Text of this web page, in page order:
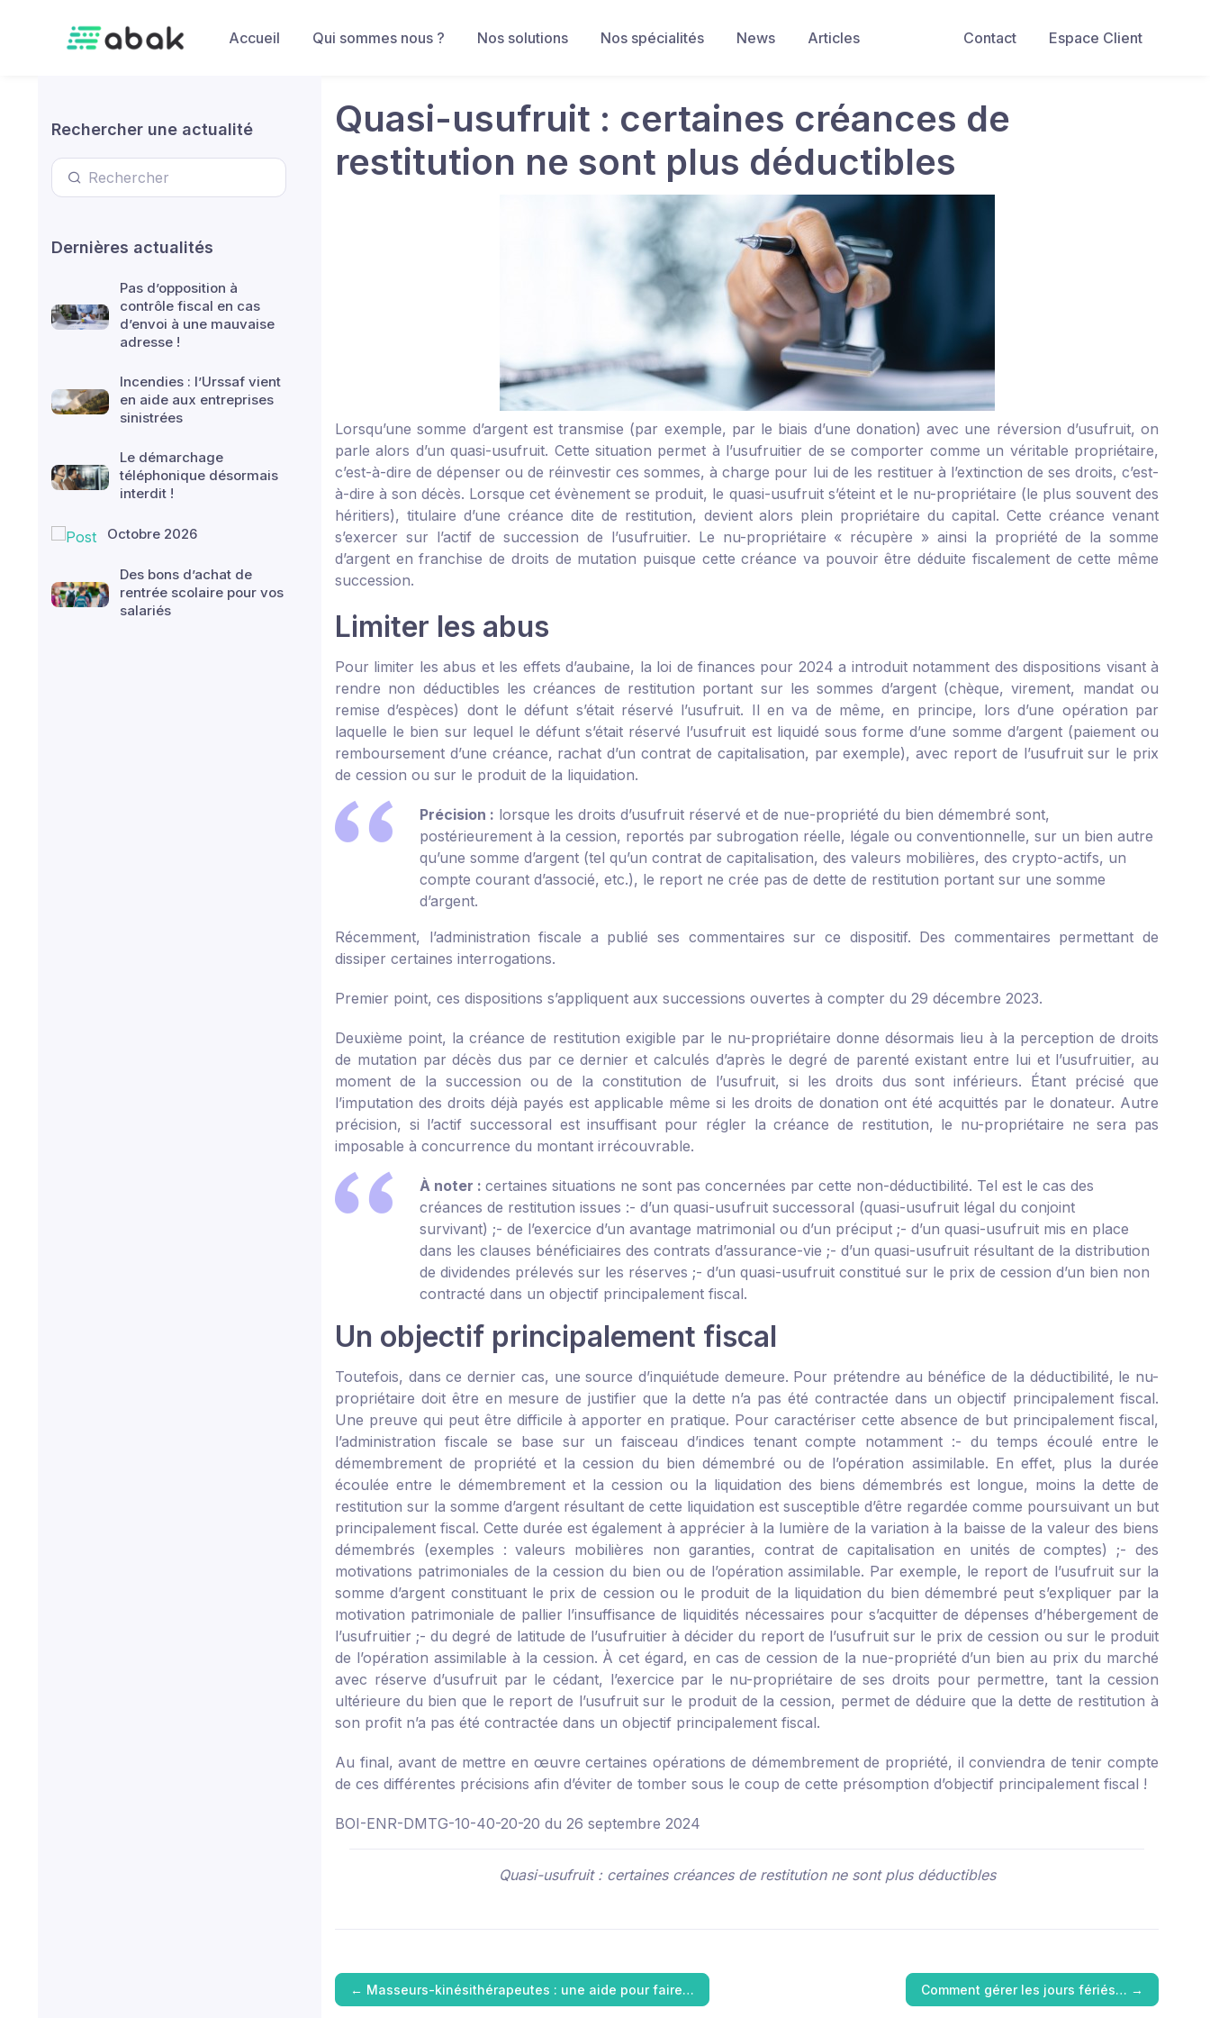
Contact
Espace Client
Accueil Qui sommes nous ? Nos solutions Nos spécialités News Articles
Rechercher une actualité
Dernières actualités
Pas d’opposition à
contrôle fiscal en cas
d’envoi à une mauvaise
adresse !
Incendies : l’Urssaf vient
en aide aux entreprises
sinistrées
Le démarchage
téléphonique désormais
interdit !
Octobre 2026
Des bons d’achat de
rentrée scolaire pour vos
salariés
Quasi-usufruit : certaines créances de
restitution ne sont plus déductibles
Lorsqu’une somme d’argent est transmise (par exemple, par le biais d’une donation) avec une réversion d’usufruit, on
parle alors d’un quasi-usufruit. Cette situation permet à l’usufruitier de se comporter comme un véritable propriétaire,
c’est-à-dire de dépenser ou de réinvestir ces sommes, à charge pour lui de les restituer à l’extinction de ses droits, c’est-
à-dire à son décès. Lorsque cet évènement se produit, le quasi-usufruit s’éteint et le nu-propriétaire (le plus souvent des
héritiers), titulaire d’une créance dite de restitution, devient alors plein propriétaire du capital. Cette créance venant
s’exercer sur l’actif de succession de l’usufruitier. Le nu-propriétaire « récupère » ainsi la propriété de la somme
d’argent en franchise de droits de mutation puisque cette créance va pouvoir être déduite fiscalement de cette même
succession.
Limiter les abus
Pour limiter les abus et les effets d’aubaine, la loi de finances pour 2024 a introduit notamment des dispositions visant à
rendre non déductibles les créances de restitution portant sur les sommes d’argent (chèque, virement, mandat ou
remise d’espèces) dont le défunt s’était réservé l’usufruit. Il en va de même, en principe, lors d’une opération par
laquelle le bien sur lequel le défunt s’était réservé l’usufruit est liquidé sous forme d’une somme d’argent (paiement ou
remboursement d’une créance, rachat d’un contrat de capitalisation, par exemple), avec report de l’usufruit sur le prix
de cession ou sur le produit de la liquidation.
Précision : lorsque les droits d’usufruit réservé et de nue-propriété du bien démembré sont,
postérieurement à la cession, reportés par subrogation réelle, légale ou conventionnelle, sur un bien autre
qu’une somme d’argent (tel qu’un contrat de capitalisation, des valeurs mobilières, des crypto-actifs, un
compte courant d’associé, etc.), le report ne crée pas de dette de restitution portant sur une somme
d’argent.
Récemment, l’administration fiscale a publié ses commentaires sur ce dispositif. Des commentaires permettant de
dissiper certaines interrogations.
Premier point, ces dispositions s’appliquent aux successions ouvertes à compter du 29 décembre 2023.
Deuxième point, la créance de restitution exigible par le nu-propriétaire donne désormais lieu à la perception de droits
de mutation par décès dus par ce dernier et calculés d’après le degré de parenté existant entre lui et l’usufruitier, au
moment de la succession ou de la constitution de l’usufruit, si les droits dus sont inférieurs. Étant précisé que
l’imputation des droits déjà payés est applicable même si les droits de donation ont été acquittés par le donateur. Autre
précision, si l’actif successoral est insuffisant pour régler la créance de restitution, le nu-propriétaire ne sera pas
imposable à concurrence du montant irrécouvrable.
À noter : certaines situations ne sont pas concernées par cette non-déductibilité. Tel est le cas des
créances de restitution issues :- d’un quasi-usufruit successoral (quasi-usufruit légal du conjoint
survivant) ;- de l’exercice d’un avantage matrimonial ou d’un préciput ;- d’un quasi-usufruit mis en place
dans les clauses bénéficiaires des contrats d’assurance-vie ;- d’un quasi-usufruit résultant de la distribution
de dividendes prélevés sur les réserves ;- d’un quasi-usufruit constitué sur le prix de cession d’un bien non
contracté dans un objectif principalement fiscal.
Un objectif principalement fiscal
Toutefois, dans ce dernier cas, une source d’inquiétude demeure. Pour prétendre au bénéfice de la déductibilité, le nu-
propriétaire doit être en mesure de justifier que la dette n’a pas été contractée dans un objectif principalement fiscal.
Une preuve qui peut être difficile à apporter en pratique. Pour caractériser cette absence de but principalement fiscal,
l’administration fiscale se base sur un faisceau d’indices tenant compte notamment :- du temps écoulé entre le
démembrement de propriété et la cession du bien démembré ou de l’opération assimilable. En effet, plus la durée
écoulée entre le démembrement et la cession ou la liquidation des biens démembrés est longue, moins la dette de
restitution sur la somme d’argent résultant de cette liquidation est susceptible d’être regardée comme poursuivant un but
principalement fiscal. Cette durée est également à apprécier à la lumière de la variation à la baisse de la valeur des biens
démembrés (exemples : valeurs mobilières non garanties, contrat de capitalisation en unités de comptes) ;- des
motivations patrimoniales de la cession du bien ou de l’opération assimilable. Par exemple, le report de l’usufruit sur la
somme d’argent constituant le prix de cession ou le produit de la liquidation du bien démembré peut s’expliquer par la
motivation patrimoniale de pallier l’insuffisance de liquidités nécessaires pour s’acquitter de dépenses d’hébergement de
l’usufruitier ;- du degré de latitude de l’usufruitier à décider du report de l’usufruit sur le prix de cession ou sur le produit
de l’opération assimilable à la cession. À cet égard, en cas de cession de la nue-propriété d’un bien au prix du marché
avec réserve d’usufruit par le cédant, l’exercice par le nu-propriétaire de ses droits pour permettre, tant la cession
ultérieure du bien que le report de l’usufruit sur le produit de la cession, permet de déduire que la dette de restitution à
son profit n’a pas été contractée dans un objectif principalement fiscal.
Au final, avant de mettre en œuvre certaines opérations de démembrement de propriété, il conviendra de tenir compte
de ces différentes précisions afin d’éviter de tomber sous le coup de cette présomption d’objectif principalement fiscal !
BOI-ENR-DMTG-10-40-20-20 du 26 septembre 2024
Quasi-usufruit : certaines créances de restitution ne sont plus déductibles
← Masseurs-kinésithérapeutes : une aide pour faire… Comment gérer les jours fériés… →